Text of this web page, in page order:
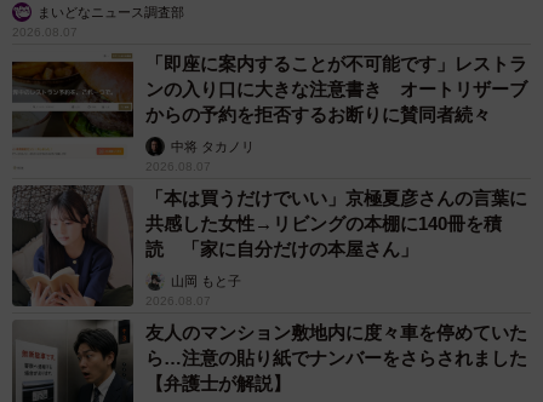
水間観音駅の駅舎
終着駅・水間観音駅にある築約100年の駅舎は駅近くにある
まいどなニュース調査部
2026.08.07
「即座に案内することが不可能です」レストラ
ンの入り口に大きな注意書き オートリザーブ
からの予約を拒否するお断りに賛同者続々
中将 タカノリ
2026.08.07
「本は買うだけでいい」京極夏彦さんの言葉に
共感した女性→リビングの本棚に140冊を積
読 「家に自分だけの本屋さん」
山岡 もと子
2026.08.07
友人のマンション敷地内に度々車を停めていた
ら…注意の貼り紙でナンバーをさらされました
【弁護士が解説】